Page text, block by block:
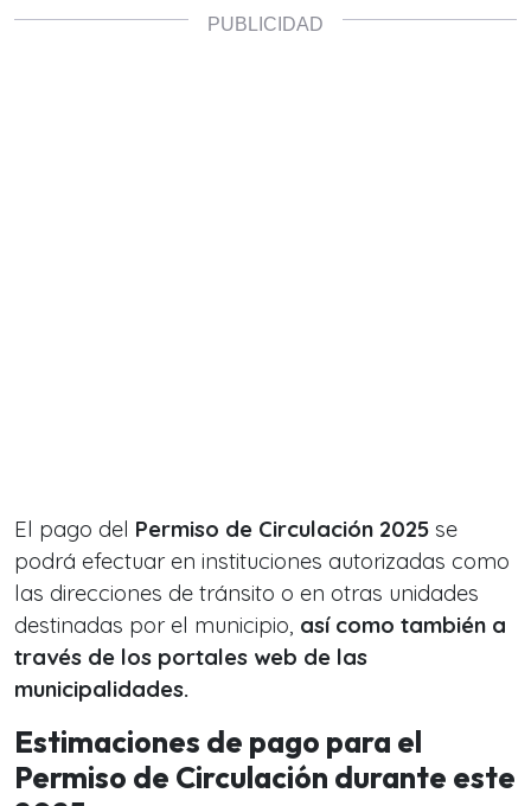
El pago del Permiso de Circulación 2025 se
podrá efectuar en instituciones autorizadas como
las direcciones de tránsito o en otras unidades
destinadas por el municipio, así como también a
través de los portales web de las
municipalidades.
Estimaciones de pago para el
Permiso de Circulación durante este